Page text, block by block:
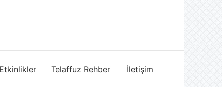
Telaffuz Rehberi İletişim